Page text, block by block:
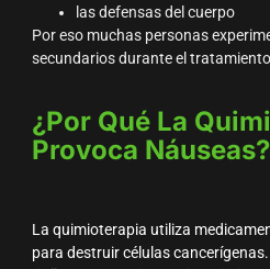
las defensas del cuerpo
Por eso muchas personas
secundarios durante el
¿Por Qué La
Provoca Náuseas?
La quimioterapia utiliza
para destruir células